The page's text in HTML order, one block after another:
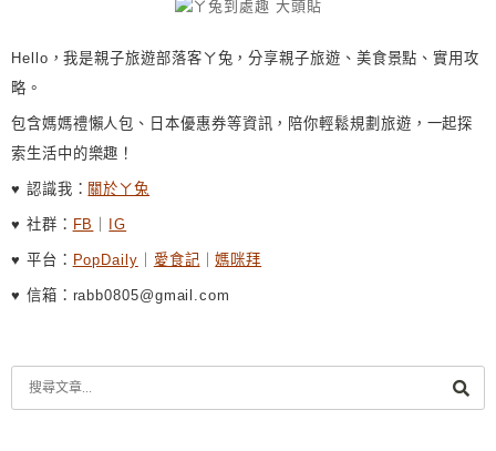
Hello，我是親子旅遊部落客ㄚ兔，分享親子旅遊、美食景點、實用攻
略。
包含媽媽禮懶人包、日本優惠券等資訊，陪你輕鬆規劃旅遊，一起探
索生活中的樂趣！
♥ 認識我： 關於ㄚ兔
♥ 社群： FB IG
♥ 平台： PopDaily 愛食記 ｜媽咪拜
♥ 信箱：rabb0805@gmail.com